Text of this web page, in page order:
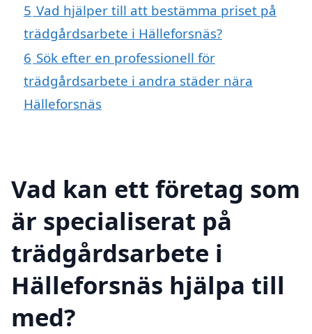
5 Vad hjälper till att bestämma priset på
trädgårdsarbete i Hälleforsnäs?
6 Sök efter en professionell för
trädgårdsarbete i andra städer nära
Hälleforsnäs
Vad kan ett företag som
är specialiserat på
trädgårdsarbete i
Hälleforsnäs hjälpa till
med?